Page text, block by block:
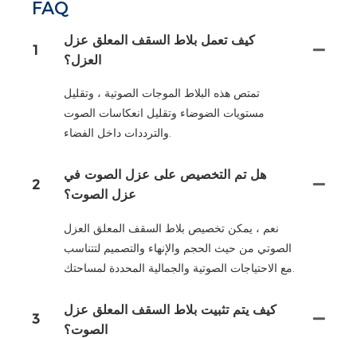
FAQ
1
كيف تعمل بلاط السقف المعلق عزل
العزل؟
تمتص هذه البلاط الموجات الصوتية ، وتقليل
مستويات الضوضاء وتقليل انعكاسات الصوت
والترددات داخل الفضاء.
2
هل تم التخصيص على عزل الصوت في
عزل الصوت؟
نعم ، يمكن تخصيص بلاط السقف المعلق العزل
الصوتي من حيث الحجم والإنهاء والتصميم لتتناسب
مع الاحتياجات الصوتية والجمالية المحددة لمساحتك.
3
كيف يتم تثبيت بلاط السقف المعلق عزل
الصوت؟